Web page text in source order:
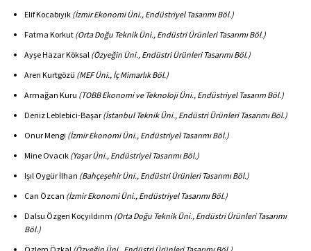
Elif Kocabıyık (İzmir Ekonomi Üni., Endüstriyel Tasarımı Böl.)
Fatma Korkut (Orta Doğu Teknik Üni., Endüstri Ürünleri Tasarımı Böl.)
Ayşe Hazar Köksal (Özyeğin Üni., Endüstri Ürünleri Tasarımı Böl.)
Aren Kurtgözü (MEF Üni., İç Mimarlık Böl.)
Armağan Kuru (TOBB Ekonomi ve Teknoloji Üni., Endüstriyel Tasarım Böl.)
Deniz Leblebici-Başar (İstanbul Teknik Üni., Endüstri Ürünleri Tasarımı Böl.)
Onur Mengi (İzmir Ekonomi Üni., Endüstriyel Tasarımı Böl.)
Mine Ovacık (Yaşar Üni., Endüstriyel Tasarımı Böl.)
Işıl Oygür İlhan (Bahçeşehir Üni., Endüstri Ürünleri Tasarımı Böl.)
Can Özcan (İzmir Ekonomi Üni., Endüstriyel Tasarımı Böl.)
Dalsu Özgen Koçyıldırım (Orta Doğu Teknik Üni., Endüstri Ürünleri Tasarımı
Böl.)